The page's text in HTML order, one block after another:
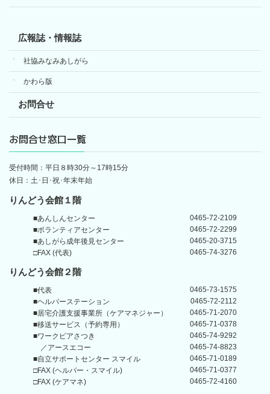
広報誌・情報誌
社協みなみあしがら
かわら版
お問合せ
お問合せ窓口一覧
受付時間：平日８時30分～17時15分
休日：土･日･祝･年末年始
りんどう会館１階
■あんしんセンター
0465-72-2109
■ボランティアセンター
0465-72-2299
■あしがら成年後見センター
0465-20-3715
□FAX (代表)
0465-74-3276
りんどう会館 ２階
■代表
0465-73-1575
■ヘルパーステーション
0465-72-2112
■居宅介護支援事業所 （ケアマネジャー）
0465-71-2070
■移送サービス（予約専用）
0465-71-0378
■ワークピアさつき
0465-74-9292
／アースエコー
0465-74-8823
■自立サポートセンター スマイル
0465-71-0189
□FAX (ヘルパー・スマイル)
0465-71-0377
□FAX (ケアマネ)
0465-72-4160